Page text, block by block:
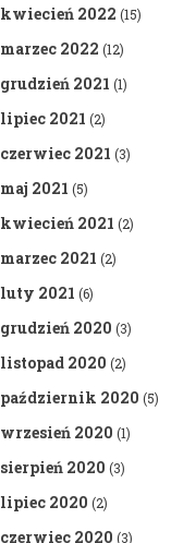
kwiecień 2022 (15)
marzec 2022 (12)
grudzień 2021 (1)
lipiec 2021 (2)
czerwiec 2021 (3)
maj 2021 (5)
kwiecień 2021 (2)
marzec 2021 (2)
luty 2021 (6)
grudzień 2020 (3)
listopad 2020 (2)
październik 2020 (5)
wrzesień 2020 (1)
sierpień 2020 (3)
lipiec 2020 (2)
czerwiec 2020 (3)